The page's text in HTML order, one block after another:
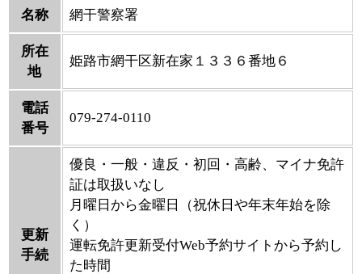
名称 網干警察署
所在
地
姫路市網干区新在家１３３６番地６
電話
番号
079-274-0110
更新
手続
優良・一般・違反・初回・高齢、マイナ免許
証は取扱いなし
月曜日から金曜日（祝休日や年末年始を除
く）
運転免許更新受付Web予約サイトから予約し
た時間